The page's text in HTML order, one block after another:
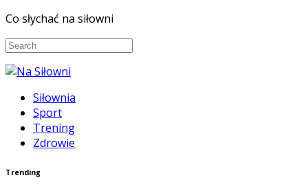
Co słychać na siłowni
Siłownia
Sport
Trening
Zdrowie
Trending